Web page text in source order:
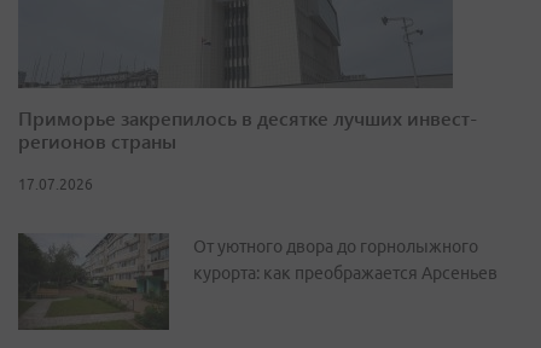
Приморье закрепилось в десятке лучших инвест-
регионов страны
17.07.2026
От уютного двора до горнолыжного
курорта: как преображается Арсеньев